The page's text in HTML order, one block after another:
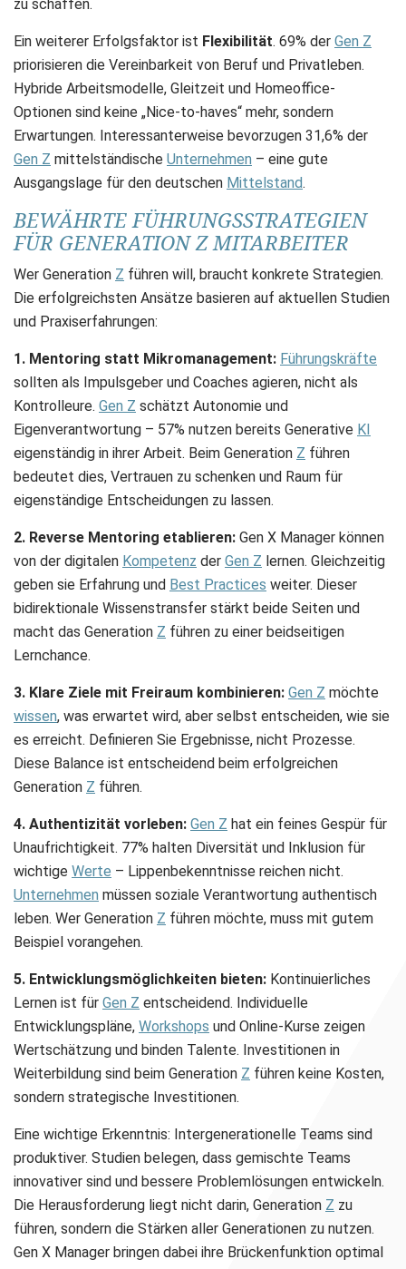
zu schaffen.
Ein weiterer Erfolgsfaktor ist Flexibilität. 69% der Gen Z
priorisieren die Vereinbarkeit von Beruf und Privatleben.
Hybride Arbeitsmodelle, Gleitzeit und Homeoffice-
Optionen sind keine „Nice-to-haves“ mehr, sondern
Erwartungen. Interessanterweise bevorzugen 31,6% der
Gen Z mittelständische Unternehmen – eine gute
Ausgangslage für den deutschen Mittelstand.
BEWÄHRTE FÜHRUNGSSTRATEGIEN
FÜR GENERATION Z MITARBEITER
Wer Generation Z führen will, braucht konkrete Strategien.
Die erfolgreichsten Ansätze basieren auf aktuellen Studien
und Praxiserfahrungen:
1. Mentoring statt Mikromanagement: Führungskräfte
sollten als Impulsgeber und Coaches agieren, nicht als
Kontrolleure. Gen Z schätzt Autonomie und
Eigenverantwortung – 57% nutzen bereits Generative KI
eigenständig in ihrer Arbeit. Beim Generation Z führen
bedeutet dies, Vertrauen zu schenken und Raum für
eigenständige Entscheidungen zu lassen.
2. Reverse Mentoring etablieren: Gen X Manager können
von der digitalen Kompetenz der Gen Z lernen. Gleichzeitig
geben sie Erfahrung und Best Practices weiter. Dieser
bidirektionale Wissenstransfer stärkt beide Seiten und
macht das Generation Z führen zu einer beidseitigen
Lernchance.
3. Klare Ziele mit Freiraum kombinieren: Gen Z möchte
wissen, was erwartet wird, aber selbst entscheiden, wie sie
es erreicht. Definieren Sie Ergebnisse, nicht Prozesse.
Diese Balance ist entscheidend beim erfolgreichen
Generation Z führen.
4. Authentizität vorleben: Gen Z hat ein feines Gespür für
Unaufrichtigkeit. 77% halten Diversität und Inklusion für
wichtige Werte – Lippenbekenntnisse reichen nicht.
Unternehmen müssen soziale Verantwortung authentisch
leben. Wer Generation Z führen möchte, muss mit gutem
Beispiel vorangehen.
5. Entwicklungsmöglichkeiten bieten: Kontinuierliches
Lernen ist für Gen Z entscheidend. Individuelle
Entwicklungspläne, Workshops und Online-Kurse zeigen
Wertschätzung und binden Talente. Investitionen in
Weiterbildung sind beim Generation Z führen keine Kosten,
sondern strategische Investitionen.
Eine wichtige Erkenntnis: Intergenerationelle Teams sind
produktiver. Studien belegen, dass gemischte Teams
innovativer sind und bessere Problemlösungen entwickeln.
Die Herausforderung liegt nicht darin, Generation Z zu
führen, sondern die Stärken aller Generationen zu nutzen.
Gen X Manager bringen dabei ihre Brückenfunktion optimal